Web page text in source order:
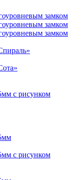
замком
замком
замком
с рисунком
с рисунком